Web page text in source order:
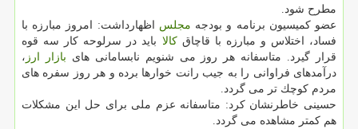
مطرح شود.
عضو كمیسیون برنامه و بودجه مجلس اظهارداشت: امروز مبارزه با
فساد، اختلاس و مبارزه با قاچاقكالا باید در سرلوحه كار سه قوه
قرار گیرد. متاسفانه هر روز می شنویم نابسامانی های بازار ارز ،
درآمدهای فراوانی را به جیب رانت خوارها برده و هر روز سفره های
مردم كوچك تر می گردد.
حسینی خاطرنشان كرد: متاسفانه عزم ملی برای حل این مشكلات
هم كمتر مشاهده می گردد.